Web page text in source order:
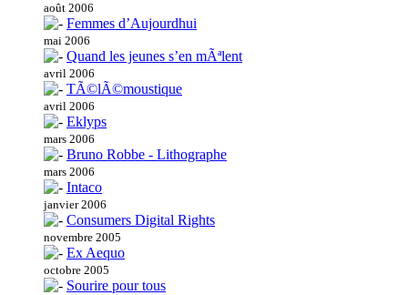
août 2006
Femmes d’Aujourdhui
mai 2006
Quand les jeunes s’en mÃªlent
avril 2006
TÃ©lÃ©moustique
avril 2006
Eklyps
mars 2006
Bruno Robbe - Lithographe
mars 2006
Intaco
janvier 2006
Consumers Digital Rights
novembre 2005
Ex Aequo
octobre 2005
Sourire pour tous